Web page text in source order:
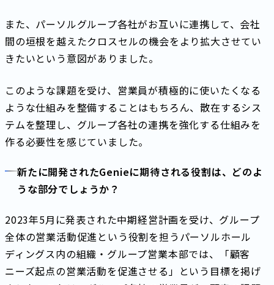
また、パーソルグループ各社がお互いに連携して、会社
間の垣根を越えたクロスセルの機会をより拡大させてい
きたいという意図がありました。
このような課題を受け、営業員が積極的に使いたくなる
ような仕組みを整備することはもちろん、散在するシス
テムを整理し、グループ各社の連携を強化する仕組みを
作る必要性を感じていました。
新たに開発されたGenieに期待される役割は、どのよ
うな部分でしょうか？
2023年5月に発表された中期経営計画を受け、グループ
全体の営業活動促進という役割を担うパーソルホール
ディングス内の組織・グループ営業本部では、「顧客
ニーズ起点の営業活動を促進させる」という目標を掲げ